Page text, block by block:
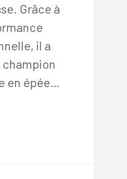
Grâce à
il a
en épée…